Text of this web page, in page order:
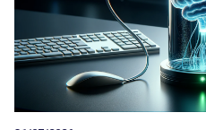
Tout sur le